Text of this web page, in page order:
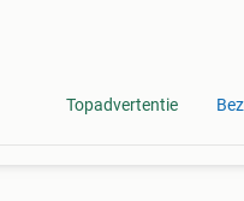
Topadvertentie